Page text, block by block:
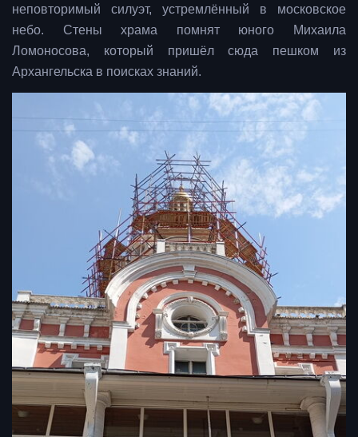
неповторимый силуэт, устремлённый в московское
небо. Стены храма помнят юного Михаила
Ломоносова, который пришёл сюда пешком из
Архангельска в поисках знаний.